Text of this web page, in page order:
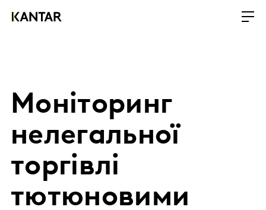
Моніторинг
нелегальної
торгівлі
тютюновими